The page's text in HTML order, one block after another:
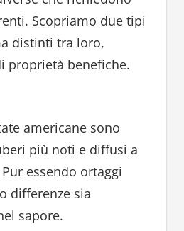
Scopriamo due tipi
distinti tra loro,
proprietà benefiche.
americane sono
più noti e diffusi a
essendo ortaggi
differenze sia
sapore.